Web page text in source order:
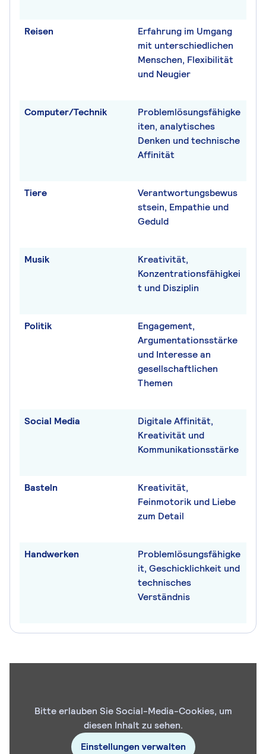
Reisen
Erfahrung im Umgang
mit unterschiedlichen
Menschen, Flexibilität
und Neugier
Computer/Technik
Problemlösungsfähigke
iten, analytisches
Denken und technische
Affinität
Tiere
Verantwortungsbewus
stsein, Empathie und
Geduld
Musik
Kreativität,
Konzentrationsfähigkei
t und Disziplin
Politik
Engagement,
Argumentationsstärke
und Interesse an
gesellschaftlichen
Themen
Social Media
Digitale Affinität,
Kreativität und
Kommunikationsstärke
Basteln
Kreativität,
Feinmotorik und Liebe
zum Detail
Handwerken
Problemlösungsfähigke
it, Geschicklichkeit und
technisches
Verständnis
Bitte erlauben Sie Social-Media-Cookies, um
diesen Inhalt zu sehen.
Einstellungen verwalten